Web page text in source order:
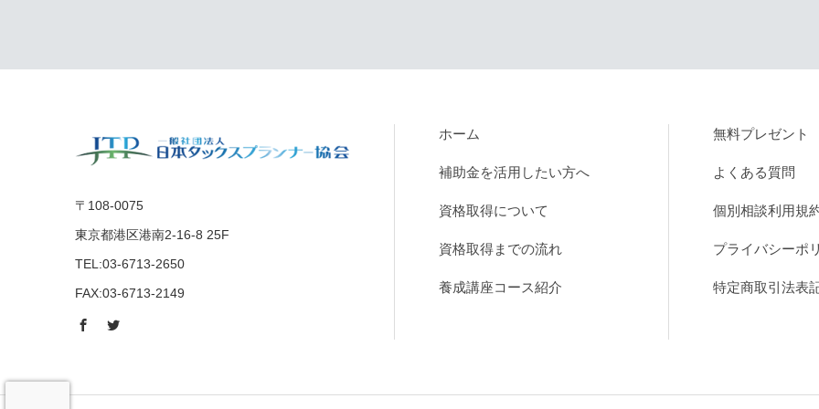
〒108-0075
東京都港区港南2-16-8 25F
TEL:03-6713-2650
FAX:03-6713-2149
ホーム
補助金を活用したい方へ
資格取得について
資格取得までの流れ
養成講座コース紹介
無料プレゼント
よくある質問
個別相談利用規
プライバシーポ
特定商取引法表